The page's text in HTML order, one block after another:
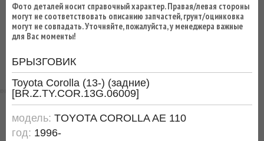
Фото деталей носит справочный характер. Правая/левая стороны
могут не соответствовать описанию запчастей, грунт/оцинковка
могут не совпадать. Уточняйте, пожалуйста, у менеджера важные
для Вас моменты!
БРЫЗГОВИК
Toyota Corolla (13-) (задние)
[BR.Z.TY.COR.13G.06009]
модель: TOYOTA COROLLA AE 110
год: 1996-